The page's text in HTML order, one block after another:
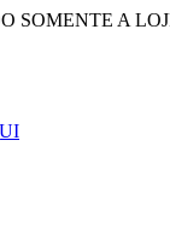
SOMENTE A